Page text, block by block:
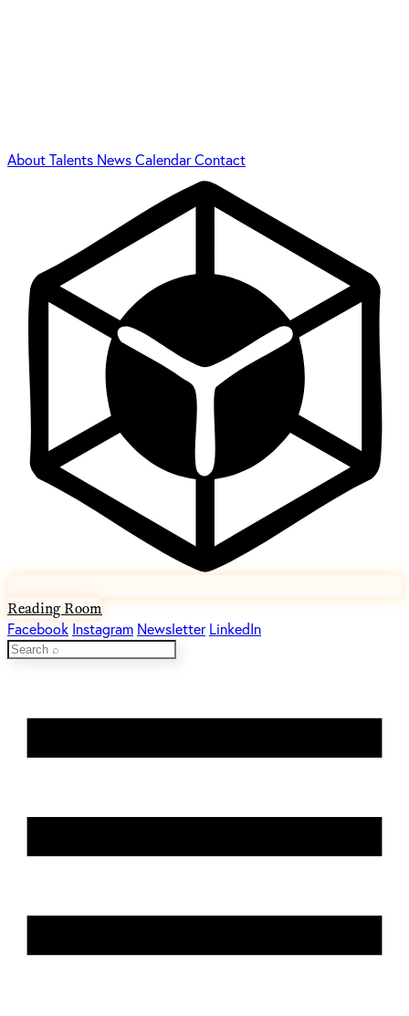
AboutTalents NewsCalendarContact
Reading Room
Facebook Instagram Newsletter LinkedIn